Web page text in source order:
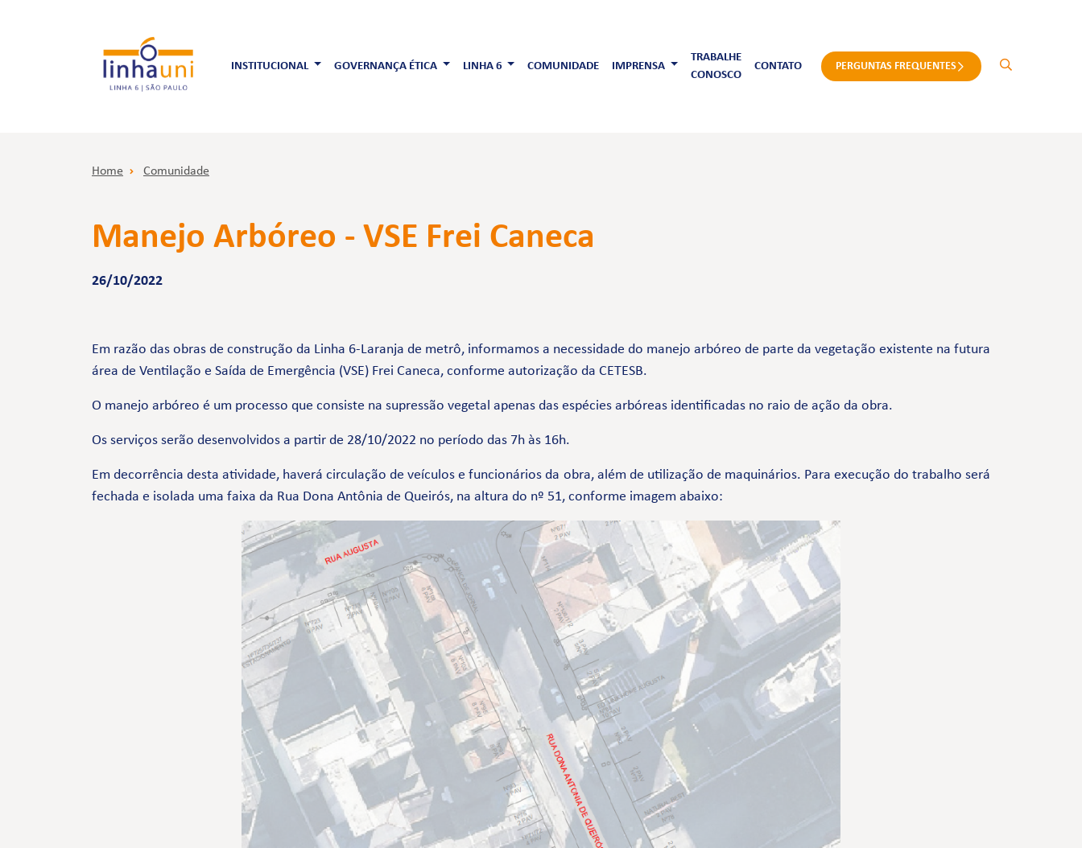
INSTITUCIONAL GOVERNANÇA ÉTICA LINHA 6 COMUNIDADE IMPRENSA
TRABALHE
CONOSCO
CONTATO PERGUNTAS FREQUENTES
Home Comunidade
Manejo Arbóreo - VSE Frei Caneca
26/10/2022
Em razão das obras de construção da Linha 6-Laranja de metrô, informamos a necessidade do manejo arbóreo de parte da vegetação existente na futura
área de Ventilação e Saída de Emergência (VSE) Frei Caneca, conforme autorização da CETESB.
O manejo arbóreo é um processo que consiste na supressão vegetal apenas das espécies arbóreas identificadas no raio de ação da obra.
Os serviços serão desenvolvidos a partir de 28/10/2022 no período das 7h às 16h.
Em decorrência desta atividade, haverá circulação de veículos e funcionários da obra, além de utilização de maquinários. Para execução do trabalho será
fechada e isolada uma faixa da Rua Dona Antônia de Queirós, na altura do nº 51, conforme imagem abaixo: